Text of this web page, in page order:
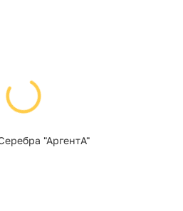
"АргентА"